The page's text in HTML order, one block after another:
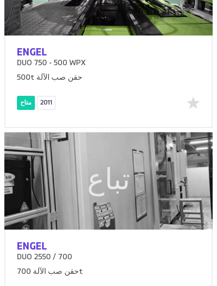
ENGEL
DUO 750 - 500 WPX
500t حقن صب الآلة
متاح 2011
تباع
ENGEL
DUO 2550 / 700
حقن صب الآلة 700t